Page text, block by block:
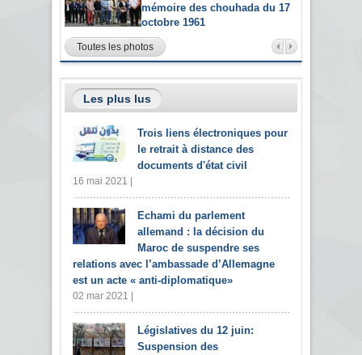
mémoire des chouhada du 17
octobre 1961
Toutes les photos
Les plus lus
Trois liens électroniques pour
le retrait à distance des
documents d'état civil
16 mai 2021 |
Echami du parlement
allemand : la décision du
Maroc de suspendre ses
relations avec l’ambassade d’Allemagne
est un acte « anti-diplomatique»
02 mar 2021 |
Législatives du 12 juin:
Suspension des